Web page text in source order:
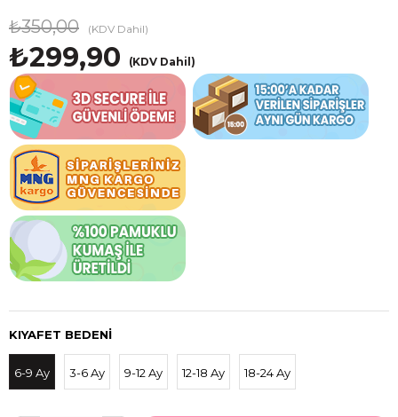
₺350,00 (KDV Dahil)
₺299,90 (KDV Dahil)
KIYAFET BEDENI
6-9 Ay 3-6 Ay 9-12 Ay 12-18 Ay 18-24 Ay